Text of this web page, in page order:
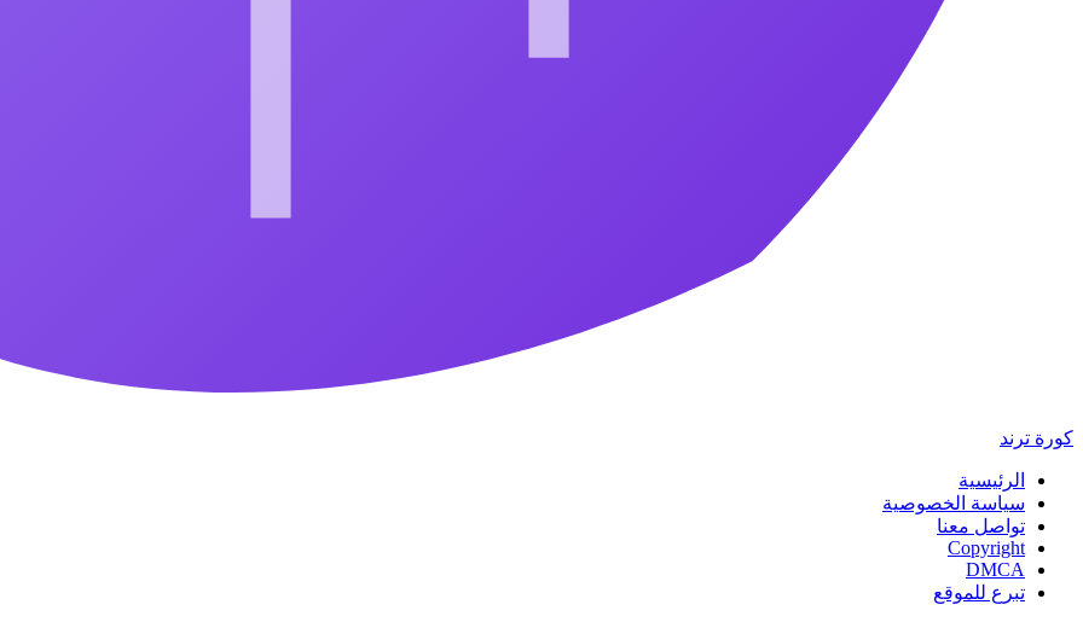
كورة ترند
الرئيسية
سياسة الخصوصية
تواصل معنا
Copyright
DMCA
تبرع للموقع